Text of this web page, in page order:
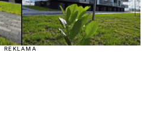
REKLAMA